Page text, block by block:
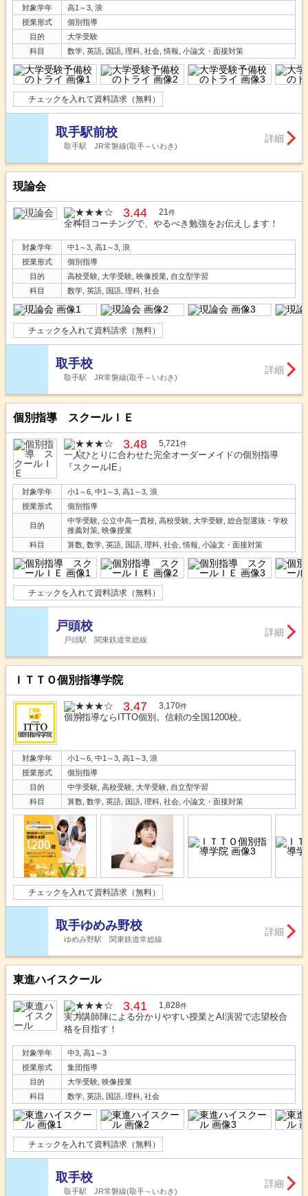
対象学年
高1～3, 浪
授業形式
個別指導
目的
大学受験
科目
数学, 英語, 国語, 理科, 社会, 情報, 小論文・面接対策
チェックを入れて資料請求（無料）
取手駅前校
取手駅 JR常磐線(取手～いわき)
詳細
現論会
3.44 21件
全科目コーチングで、やるべき勉強をお伝えします！
対象学年
中1～3, 高1～3, 浪
授業形式
個別指導
目的
高校受験, 大学受験, 映像授業, 自立型学習
科目
数学, 英語, 国語, 理科, 社会
チェックを入れて資料請求（無料）
取手校
取手駅 JR常磐線(取手～いわき)
詳細
個別指導 スクールＩＥ
3.48 5,721件
一人ひとりに合わせた完全オーダーメイドの個別指導
『スクールIE』
対象学年
小1～6, 中1～3, 高1～3, 浪
授業形式
個別指導
目的
中学受験, 公立中高一貫校, 高校受験, 大学受験, 総合型選抜・学校
推薦対策, 映像授業
科目
算数, 数学, 英語, 国語, 理科, 社会, 情報, 小論文・面接対策
チェックを入れて資料請求（無料）
戸頭校
戸頭駅 関東鉄道常総線
詳細
ＩＴＴＯ個別指導学院
3.47 3,170件
個別指導ならITTO個別。信頼の全国1200校。
対象学年
小1～6, 中1～3, 高1～3, 浪
授業形式
個別指導
目的
中学受験, 高校受験, 大学受験, 自立型学習
科目
算数, 数学, 英語, 国語, 理科, 社会, 小論文・面接対策
チェックを入れて資料請求（無料）
取手ゆめみ野校
ゆめみ野駅 関東鉄道常総線
詳細
東進ハイスクール
3.41 1,828件
実力講師陣による分かりやすい授業とAI演習で志望校合
格を目指す！
対象学年
中3, 高1～3
授業形式
集団指導
目的
大学受験, 映像授業
科目
数学, 英語, 国語, 理科, 社会
チェックを入れて資料請求（無料）
取手校
取手駅 JR常磐線(取手～いわき)
詳細